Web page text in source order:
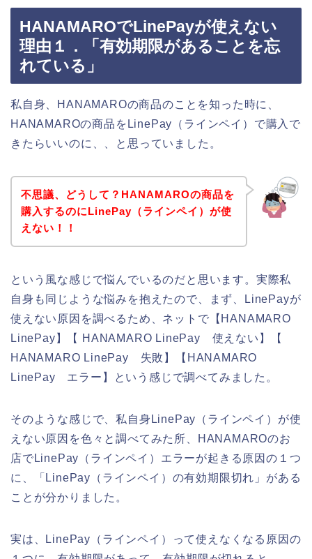
HANAMAROでLinePayが使えない
理由１．「有効期限があることを忘
れている」
私自身、HANAMAROの商品のことを知った時に、
HANAMAROの商品をLinePay（ラインペイ）で購入で
きたらいいのに、、と思っていました。
不思議、どうして？HANAMAROの商品を
購入するのにLinePay（ラインペイ）が使
えない！！
という風な感じで悩んでいるのだと思います。実際私
自身も同じような悩みを抱えたので、まず、LinePayが
使えない原因を調べるため、ネットで【HANAMARO
LinePay】【 HANAMARO LinePay 使えない】【
HANAMARO LinePay 失敗】【HANAMARO
LinePay エラー】という感じで調べてみました。
そのような感じで、私自身LinePay（ラインペイ）が使
えない原因を色々と調べてみた所、HANAMAROのお
店でLinePay（ラインペイ）エラーが起きる原因の１つ
に、「LinePay（ラインペイ）の有効期限切れ」がある
ことが分かりました。
実は、LinePay（ラインペイ）って使えなくなる原因の